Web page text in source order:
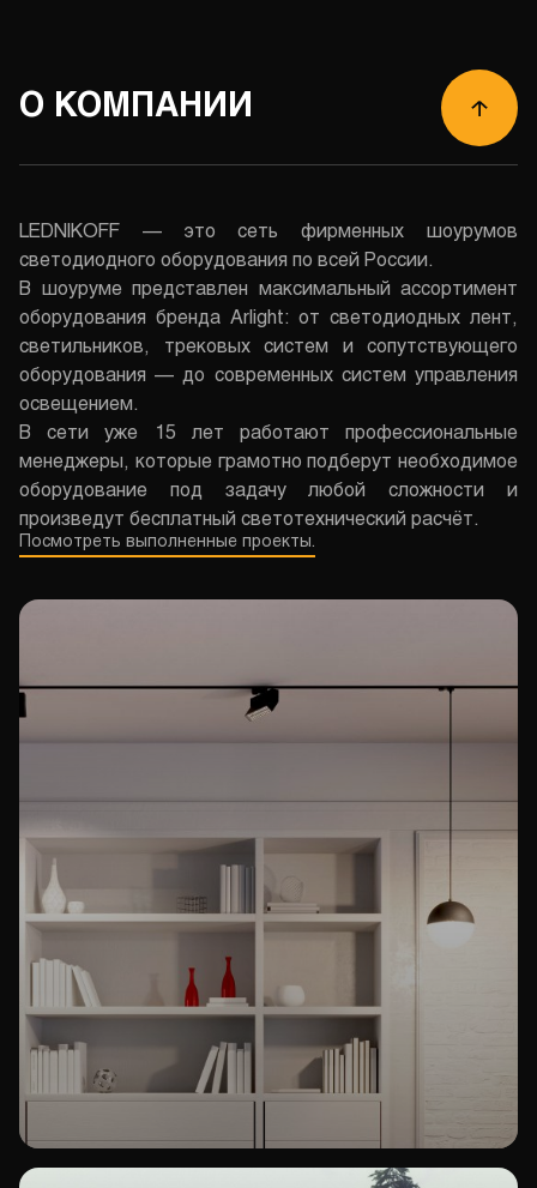
О КОМПАНИИ
LEDNIKOFF — это сеть фирменных шоурумов
светодиодного оборудования по всей России.
В шоуруме представлен максимальный ассортимент
оборудования бренда Arlight: от светодиодных лент,
светильников, трековых систем и сопутствующего
оборудования — до современных систем управления
освещением.
В сети уже 15 лет работают профессиональные
менеджеры, которые грамотно подберут необходимое
оборудование под задачу любой сложности и
произведут бесплатный светотехнический расчёт.
Посмотреть выполненные проекты.